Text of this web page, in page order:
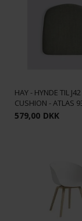
HAY - HYNDE TIL
CUSHION - ATLAS
579,00 DKK